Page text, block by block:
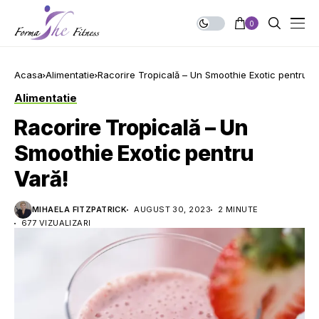
0
Acasa Alimentatie Racorire Tropicală – Un Smoothie Exotic pentru
Alimentatie
Racorire Tropicală – Un
Smoothie Exotic pentru
Vară!
MIHAELA FITZPATRICK AUGUST 30, 2023
2 MINUTE
677 VIZUALIZARI